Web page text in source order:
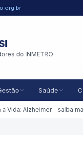
do INMETRO
Saúde